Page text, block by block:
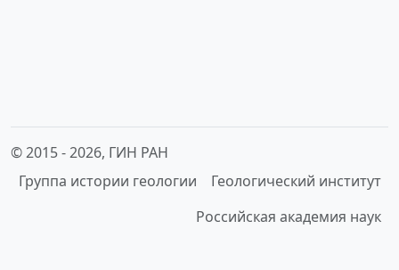
© 2015 -2026, ГИН РАН
Группа истории геологии
Геологический институт
Российская академия наук